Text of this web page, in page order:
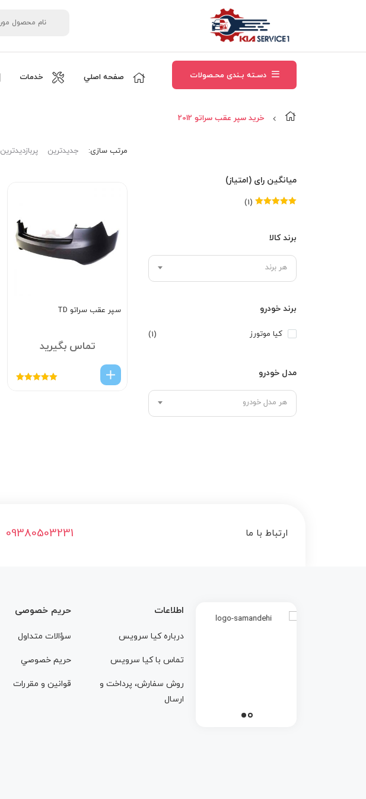
دسـته بـندی محـصولات صفحه اصلي خدمات
خرید سپر عقب سراتو 2012
میانگین رای (امتیاز)
(1)
برند کالا
هر برند
برند خودرو
کیا موتورز (1)
مدل خودرو
هر مدل خودرو
مرتب‌ سازی: جدیدترین پربازدیدترین
سپر عقب سراتو TD
تماس بگیرید
ارتباط با ما 09380503231
اطلاعات
درباره کيا سرويس
تماس با کيا سرويس
روش سفارش، پرداخت و
ارسال
حریم خصوصی
سؤالات متداول
حريم خصوصي
قوانين و مقررات